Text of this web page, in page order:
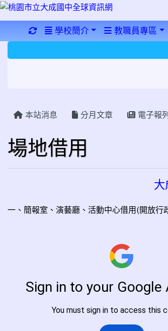
重新取得佈景設定
學校簡介 教職員專區
本站消息 分月文章 電子報
場地借用
大
一、簡報室、演藝廳、活動中心借用(開放